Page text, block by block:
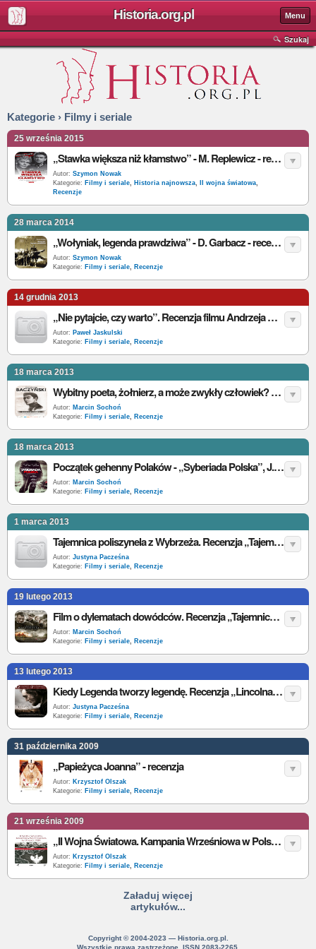
Historia.org.pl Menu
Szukaj
Kategorie › Filmy i seriale
25 września 2015
„Stawka większa niż kłamstwo” - M. Replewicz - recenzja
Autor: Szymon Nowak
Kategorie: Filmy i seriale, Historia najnowsza, II wojna światowa,
Recenzje
28 marca 2014
„Wołyniak, legenda prawdziwa” - D. Garbacz - recenzja filmu
Autor: Szymon Nowak
Kategorie: Filmy i seriale, Recenzje
14 grudnia 2013
„Nie pytajcie, czy warto”. Recenzja filmu Andrzeja Wajdy „Wałęsa. Człowiek z nadziei”
Autor: Paweł Jaskulski
Kategorie: Filmy i seriale, Recenzje
18 marca 2013
Wybitny poeta, żołnierz, a może zwykły człowiek? – „Baczyński”, K. Piwowarski - recenzja filmu
Autor: Marcin Sochoń
Kategorie: Filmy i seriale, Recenzje
18 marca 2013
Początek gehenny Polaków - „Syberiada Polska”, J. Zaorski - recenzja filmu
Autor: Marcin Sochoń
Kategorie: Filmy i seriale, Recenzje
1 marca 2013
Tajemnica poliszynela z Wybrzeża. Recenzja „Tajemnicy Westerplatte” P. Chochlewa (2)
Autor: Justyna Pacześna
Kategorie: Filmy i seriale, Recenzje
19 lutego 2013
Film o dylematach dowódców. Recenzja „Tajemnicy Westerplatte” P. Chochlewa
Autor: Marcin Sochoń
Kategorie: Filmy i seriale, Recenzje
13 lutego 2013
Kiedy Legenda tworzy legendę. Recenzja „Lincolna” Spielberga
Autor: Justyna Pacześna
Kategorie: Filmy i seriale, Recenzje
31 października 2009
„Papieżyca Joanna” - recenzja
Autor: Krzysztof Olszak
Kategorie: Filmy i seriale, Recenzje
21 września 2009
„II Wojna Światowa. Kampania Wrześniowa w Polsce 1939” - recenzja (1)
Autor: Krzysztof Olszak
Kategorie: Filmy i seriale, Recenzje
Załaduj więcej
artykułów...
Copyright © 2004-2023 — Historia.org.pl.
Wszystkie prawa zastrzeżone. ISSN 2083-2265.